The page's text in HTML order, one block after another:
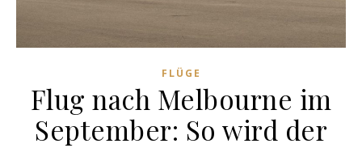
FLÜGE
Flug nach Melbourne im
September: So wird der